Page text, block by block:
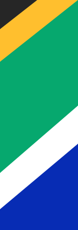
節省 5.00 GBP
節省
18.51
以Xe發送